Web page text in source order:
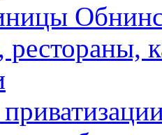
рестораны,